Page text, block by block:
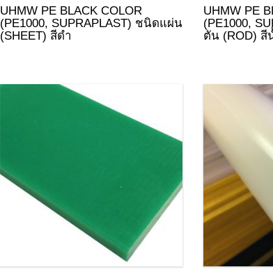
UHMW PE BLACK COLOR
(PE1000, SUPRAPLAST) ชนิดแผ่น
(SHEET) สีดำ
UHMW PE
(PE1000,
ตัน (ROD) สี